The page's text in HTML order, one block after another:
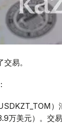
易。
万美元）。交